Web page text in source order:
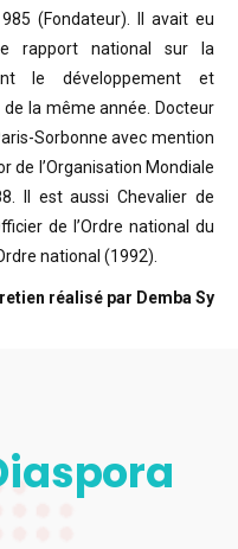
(Fondateur). Il avait eu
rapport national sur la
le développement et
la même année.
Docteur
Sorbonne avec mention
de l’Organisation Mondiale
Il est aussi Chevalier de
de l’Ordre national du
national (1992).
réalisé par Demba Sy